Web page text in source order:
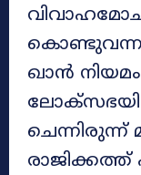
ഖാൻ
ചെന്നിരുന്ന്